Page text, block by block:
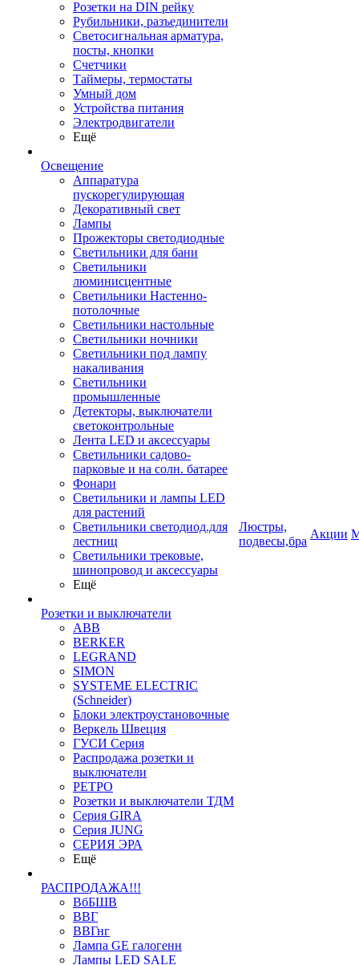
Розетки на DIN рейку
Рубильники, разъединители
Светосигнальная арматура,
посты, кнопки
Счетчики
Таймеры, термостаты
Умный дом
Устройства питания
Электродвигатели
Ещё
Освещение
Аппаратура
пускорегулирующая
Декоративный свет
Лампы
Прожекторы светодиодные
Светильники для бани
Светильники
люминисцентные
Светильники Настенно-
потолочные
Светильники настольные
Светильники ночники
Светильники под лампу
накаливания
Светильники
промышленные
Детекторы, выключатели
светоконтрольные
Лента LED и аксессуары
Светильники садово-
парковые и на солн. батарее
Фонари
Светильники и лампы LED
для растений
Светильники светодиод.для
лестниц
Светильники трековые,
шинопровод и аксессуары
Ещё
Розетки и выключатели
ABB
BERKER
LEGRAND
SIMON
SYSTEME ELECTRIC
(Schneider)
Блоки электроустановочные
Веркель Швеция
ГУСИ Серия
Распродажа розетки и
выключатели
РЕТРО
Розетки и выключатели ТДМ
Серия GIRA
Серия JUNG
СЕРИЯ ЭРА
Ещё
РАСПРОДАЖА!!!
ВбБШВ
ВВГ
ВВГнг
Лампа GE галогенн
Лампы LED SALE
Люстры,
подвесы,бра
Акции